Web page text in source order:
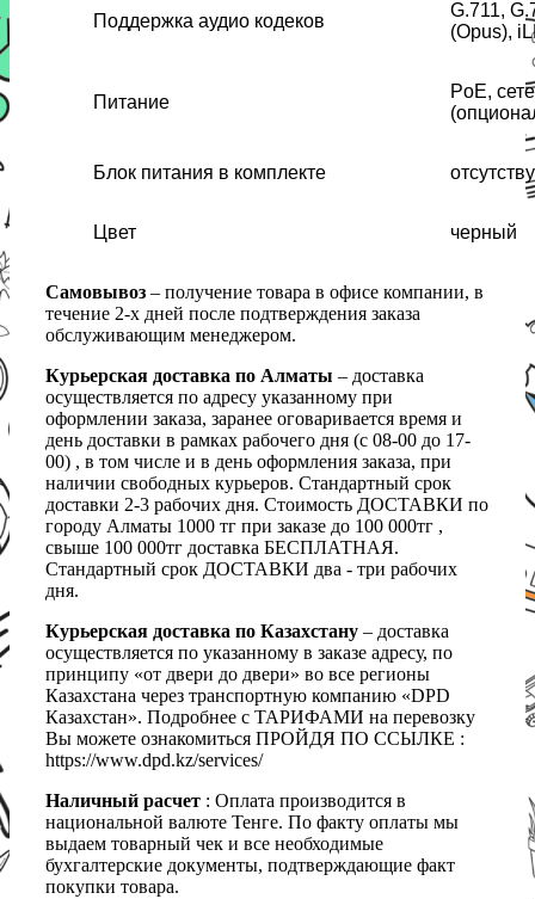
Поддержка аудио кодеков
G.711,
(Opus),
Питание
PoE,
Блок питания в комплекте
Цвет черный
Самовывоз – получение товара в офисе компании, в
течение 2-х дней после подтверждения заказа
обслуживающим менеджером.
Курьерская доставка по Алматы – доставка
осуществляется по адресу указанному при
оформлении заказа, заранее оговаривается время и
день доставки в рамках рабочего дня (с 08-00 до 17-
00) , в том числе и в день оформления заказа, при
наличии свободных курьеров. Стандартный срок
доставки 2-3 рабочих дня. Стоимость ДОСТАВКИ по
городу Алматы 1000 тг при заказе до 100 000тг ,
свыше 100 000тг доставка БЕСПЛАТНАЯ.
Стандартный срок ДОСТАВКИ два - три рабочих
дня.
Курьерская доставка по Казахстану – доставка
осуществляется по указанному в заказе адресу, по
принципу «от двери до двери» во все регионы
Казахстана через транспортную компанию «DPD
Казахстан». Подробнее с ТАРИФАМИ на перевозку
Вы можете ознакомиться ПРОЙДЯ ПО ССЫЛКЕ :
https://www.dpd.kz/services/
Наличный расчет : Оплата производится в
национальной валюте Тенге. По факту оплаты мы
выдаем товарный чек и все необходимые
бухгалтерские документы, подтверждающие факт
покупки товара.